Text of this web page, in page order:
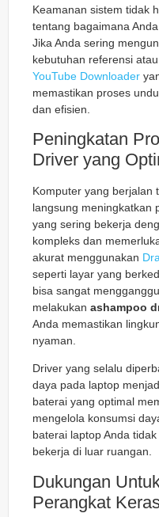
Keamanan sistem tidak
tentang bagaimana
Jika Anda sering
kebutuhan referensi
YouTube Downloader
memastikan proses
dan efisien.
Peningkatan
Driver yang
Komputer yang berjalan
langsung meningkatkan
yang sering bekerja
kompleks dan
akurat menggunakan
seperti layar yang
bisa sangat
melakukan ashampoo
Anda memastikan
nyaman.
Driver yang selalu
daya pada laptop
baterai yang optimal
mengelola konsumsi
baterai laptop Anda
bekerja di luar ruangan.
Dukungan
Perangkat